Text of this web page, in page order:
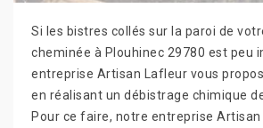
Si les bistres collés sur la paroi de
cheminée à Plouhinec 29780 est peu
entreprise Artisan Lafleur vous
en réalisant un débistrage chimique
Pour ce faire, notre entreprise